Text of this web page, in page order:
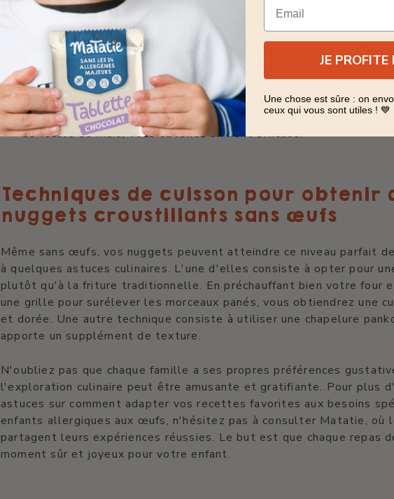
légumes. Voici quelques suggestions :
L'huile d'olive: utilisée par certains chefs comme Samar, elle
chapelure de coller tout en ajoutant une touche
La farine de pois chiches: connue pour sa capacité à absorber
constitue une excellente base avant d'ajouter la chapelure.
Le lait végétal épaissi: en mélangeant du lait d'amande ou de
de fécule de maïs, vous obtenez un liant efficace.
Techniques de cuisson pour obtenir
nuggets croustillants sans œufs
Même sans œufs, vos nuggets peuvent atteindre ce niveau parfait
à quelques astuces culinaires. L'une d'elles consiste à opter pour
plutôt qu'à la friture traditionnelle. En préchauffant bien votre four
une grille pour surélever les morceaux panés, vous obtiendrez une
et dorée. Une autre technique consiste à utiliser une chapelure
apporte un supplément de texture.
N'oubliez pas que chaque famille a ses propres préférences
l'exploration culinaire peut être amusante et gratifiante. Pour plus
astuces sur comment adapter vos recettes favorites aux besoins
enfants allergiques aux œufs, n'hésitez pas à consulter Matatie, où
partagent leurs expériences réussies. Le but est que chaque repas
moment sûr et joyeux pour votre enfant.
JE
Une chose est sûre : on
ceux qui vous sont utiles ! 💙